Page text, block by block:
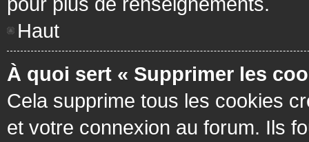
Haut
À quoi sert « Supprimer les
Cela supprime tous les cookies
et votre connexion au forum. Ils